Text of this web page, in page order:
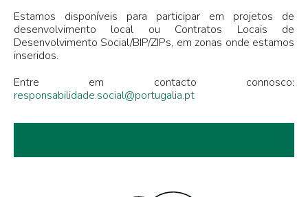
Estamos disponíveis para participar em projetos de
desenvolvimento local ou Contratos Locais de
Desenvolvimento Social/BIP/ZIPs, em zonas onde estamos
inseridos.
Entre em contacto connosco:
responsabilidade.social@portugalia.pt